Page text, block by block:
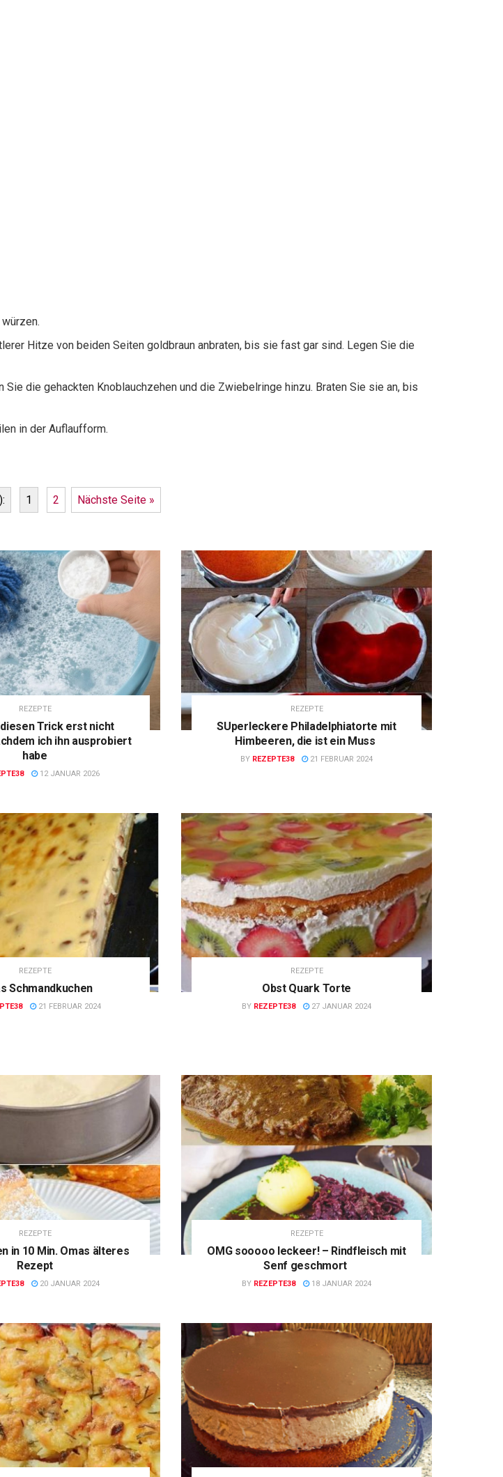
Hitze von beiden Seiten goldbraun anbraten, bis sie fast gar sind. Legen Sie die
die gehackten Knoblauchzehen und die Zwiebelringe hinzu. Braten Sie sie an, bis
in der Auflaufform.
1 2 Nächste Seite »
REZEPTE
Trick erst nicht
ich ihn ausprobiert
habe
12 JANUAR 2026
REZEPTE
SUperleckere Philadelphiatorte mit
Himbeeren, die ist ein Muss
BY REZEPTE38 21 FEBRUAR 2024
REZEPTE
Schmandkuchen
21 FEBRUAR 2024
REZEPTE
Obst Quark Torte
BY REZEPTE38 27 JANUAR 2024
REZEPTE
in 10 Min. Omas älteres
Rezept
20 JANUAR 2024
REZEPTE
OMG sooooo leckeer! – Rindfleisch mit
Senf geschmort
BY REZEPTE38 18 JANUAR 2024